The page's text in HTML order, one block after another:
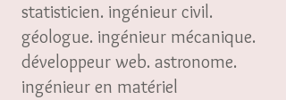
statisticien. ingénieur civil.
géologue. ingénieur mécanique.
développeur web. astronome.
ingénieur en matériel